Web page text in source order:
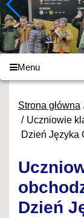
Menu
Strona główna
Uczniowie
Dzień Języka
Dzień